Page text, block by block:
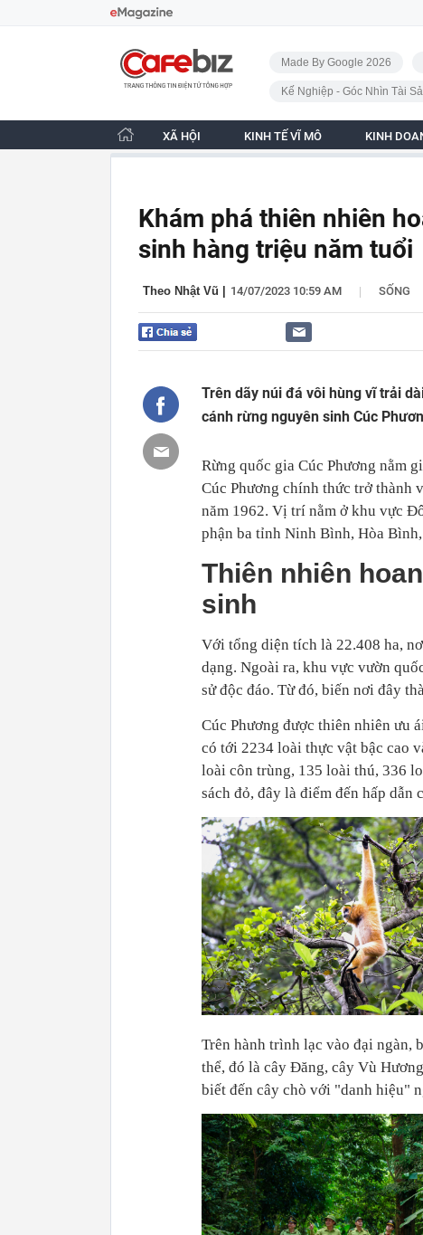
CafeBiz - Trang chủ
Made By Google 2026
Kế Nghiệp - Góc Nhìn Tài
XÃ HỘI KINH TẾ VĨ MÔ KINH
Khám phá thiên nhiên
sinh hàng triệu năm tuổi
Theo Nhật Vũ 14/07/2023 10:59 AM | SỐNG
Trên dãy núi đá vôi hùng vĩ trải
cánh rừng nguyên sinh Cúc
Rừng quốc gia Cúc Phương nằm
Cúc Phương chính thức trở thành
năm 1962. Vị trí nằm ở khu vực
phận ba tỉnh Ninh Bình, Hòa
Thiên nhiên
sinh
Với tổng diện tích là 22.408 ha,
dạng. Ngoài ra, khu vực vườn
sử độc đáo. Từ đó, biến nơi đây
Cúc Phương được thiên nhiên ưu
có tới 2234 loài thực vật bậc cao
loài côn trùng, 135 loài thú, 336
sách đỏ, đây là điểm đến hấp
Trên hành trình lạc vào đại ngàn,
thể, đó là cây Đăng, cây Vù
biết đến cây chò với "danh hiệu"